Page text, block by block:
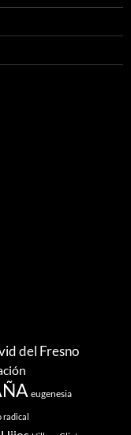
del Fresno
eugenesia
radical